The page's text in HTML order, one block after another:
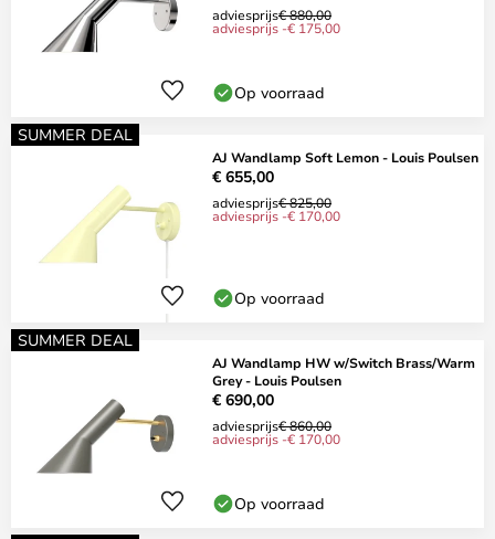
adviesprijs€ 880,00
adviesprijs -€ 175,00
Op voorraad
SUMMER DEAL
AJ Wandlamp Soft Lemon - Louis Poulsen
€ 655,00
adviesprijs€ 825,00
adviesprijs -€ 170,00
Op voorraad
SUMMER DEAL
AJ Wandlamp HW w/Switch Brass/Warm
Grey - Louis Poulsen
€ 690,00
adviesprijs€ 860,00
adviesprijs -€ 170,00
Op voorraad